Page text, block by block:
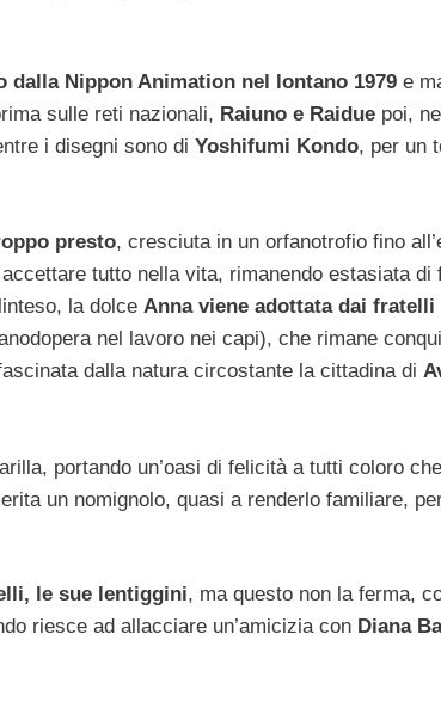
dalla Nippon Animation nel lontano 1979 e
sulle reti nazionali, Raiuno e Raidue poi, nel
i disegni sono di Yoshifumi Kondo, per un
presto, cresciuta in un orfanotrofio fino
tutto nella vita, rimanendo estasiata di
la dolce Anna viene adottata dai fratelli
nel lavoro nei capi), che rimane
dalla natura circostante la cittadina di
portando un’oasi di felicità a tutti coloro
un nomignolo, quasi a renderlo familiare,
le sue lentiggini, ma questo non la ferma,
riesce ad allacciare un’amicizia con Diana